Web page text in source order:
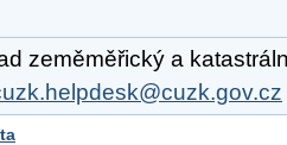
zeměměřický a